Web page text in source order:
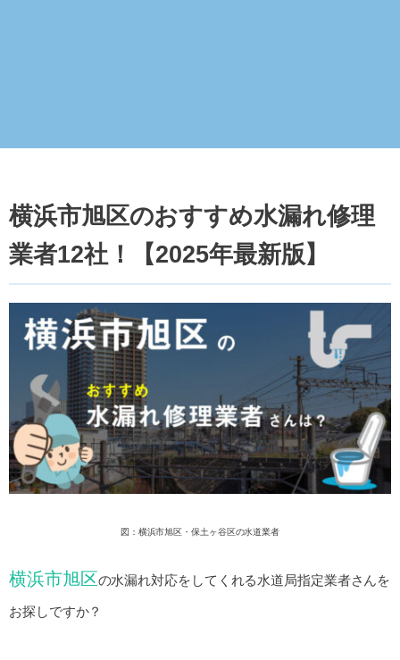
横浜市旭区のおすすめ水漏れ修理
業者12社！【2025年最新版】
図：横浜市旭区・保土ヶ谷区の水道業者
横浜市旭区の水漏れ対応をしてくれる水道局指定業者さんを
お探しですか？